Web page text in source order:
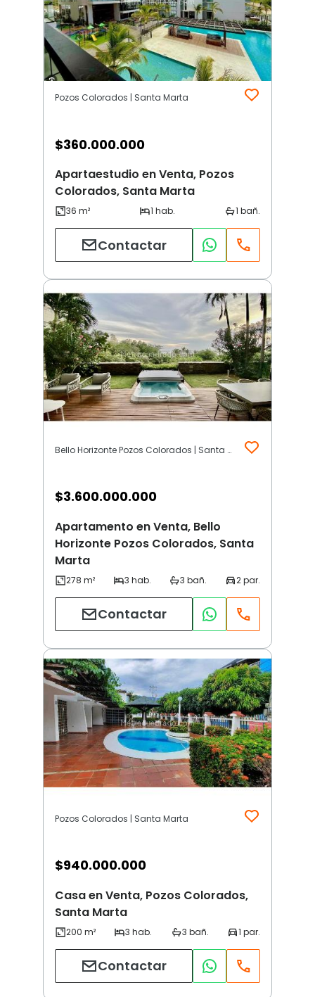
Pozos Colorados | Santa Marta
$360.000.000
Apartaestudio en Venta, Pozos
Colorados, Santa Marta
Contactar
Bello Horizonte Pozos Colorados | Santa Marta
$3.600.000.000
Apartamento en Venta, Bello
Horizonte Pozos Colorados, Santa
Marta
Contactar
Pozos Colorados | Santa Marta
$940.000.000
Casa en Venta, Pozos Colorados,
Santa Marta
Contactar